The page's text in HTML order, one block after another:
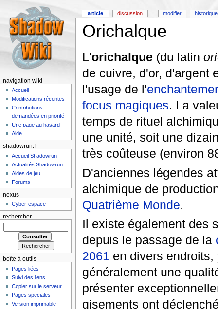
Orichalque
L'orichalque (du latin
de cuivre, d'or, d'argent
l'usage de l'
focus magiques. La
temps de rituel
une unité, soit une
très coûteuse (environ
D'anciennes légendes
alchimique de
Quatrième Monde.
Il existe également des
depuis le passage de la
2061 en divers endroits,
généralement une
présenter
gisements ont
article discussion modifier historique
navigation wiki
Accueil
Modifications récentes
Contributions
demandées en priorité
Une page au hasard
Aide
shadowrun.fr
Accueil Shadowrun
Actualités Shadowrun
Aides de jeu
Forums
nexus
Cyber-espace
rechercher
boîte à outils
Pages liées
Suivi des liens
Copier sur le serveur
Pages spéciales
Version imprimable